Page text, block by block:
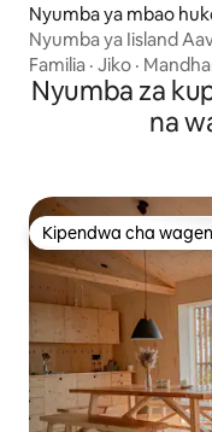
Nyumba ya mbao
Nyumba ya Iisland
ya asili
Familia · Jiko ·
Nyumba za
na
Kipendwa cha
Kipendwa cha